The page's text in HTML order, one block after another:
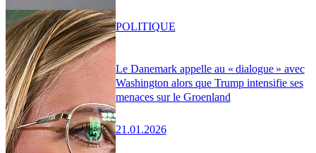
Le Danemark appelle au « dialogue » avec
Washington alors que Trump intensifie ses
menaces sur le Groenland
21.01.2026
POLITIQUE